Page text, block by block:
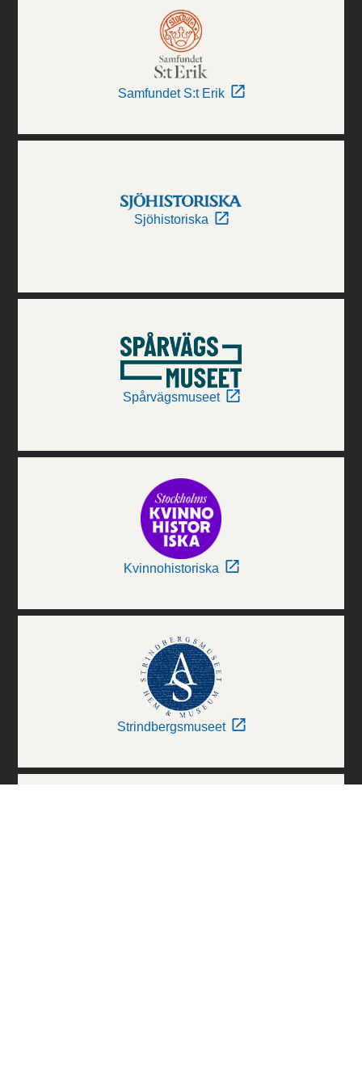
Samfundet S:t Erik
Sjöhistoriska
Spårvägsmuseet
Kvinnohistoriska
Strindbergsmuseet